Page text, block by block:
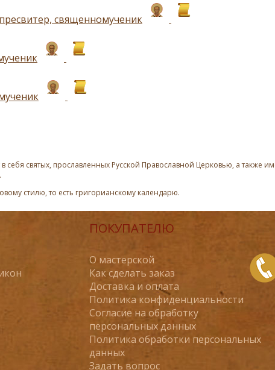
священномученик
себя святых, прославленных Русской Православной Церковью, а также
стилю, то есть григорианскому календарю.
ПОКУПАТЕЛЮ
О мастерской
Как сделать заказ
Доставка и оплата
Политика конфиденциальности
Согласие на обработку
персональных данных
Политика обработки персональных
данных
Задать вопрос